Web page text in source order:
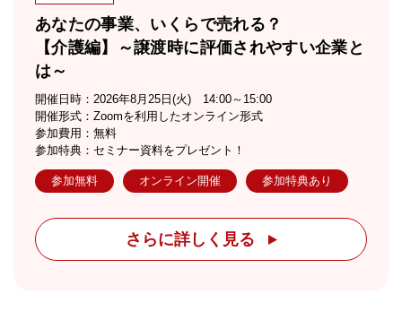
あなたの事業、いくらで売れる？
【介護編】～譲渡時に評価されやすい企業と
は～
開催日時：2026年8月25日(火) 14:00～15:00
開催形式：Zoomを利用したオンライン形式
参加費用：無料
参加特典：セミナー資料をプレゼント！
参加無料 オンライン開催 参加特典あり
さらに詳しく見る